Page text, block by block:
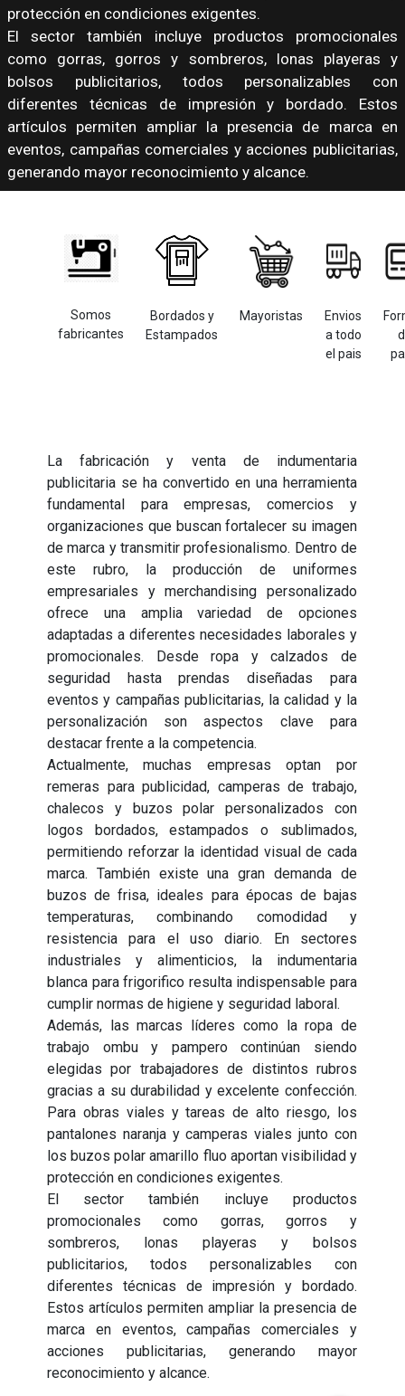
protección en condiciones exigentes.
El sector también incluye productos promocionales
como gorras, gorros y sombreros, lonas playeras y
bolsos publicitarios, todos personalizables con
diferentes técnicas de impresión y bordado. Estos
artículos permiten ampliar la presencia de marca en
eventos, campañas comerciales y acciones publicitarias,
generando mayor reconocimiento y alcance.
Somos
fabricantes
Bordados y
Estampados
Mayoristas
Envios
a todo
el pais
La fabricación y venta de indumentaria
publicitaria se ha convertido en una herramienta
fundamental para empresas, comercios y
organizaciones que buscan fortalecer su imagen
de marca y transmitir profesionalismo. Dentro de
este rubro, la producción de uniformes
empresariales y merchandising personalizado
ofrece una amplia variedad de opciones
adaptadas a diferentes necesidades laborales y
promocionales. Desde ropa y calzados de
seguridad hasta prendas diseñadas para
eventos y campañas publicitarias, la calidad y la
personalización son aspectos clave para
destacar frente a la competencia.
Actualmente, muchas empresas optan por
remeras para publicidad, camperas de trabajo,
chalecos y buzos polar personalizados con
logos bordados, estampados o sublimados,
permitiendo reforzar la identidad visual de cada
marca. También existe una gran demanda de
buzos de frisa, ideales para épocas de bajas
temperaturas, combinando comodidad y
resistencia para el uso diario. En sectores
industriales y alimenticios, la indumentaria
blanca para frigorifico resulta indispensable para
cumplir normas de higiene y seguridad laboral.
Además, las marcas líderes como la ropa de
trabajo ombu y pampero continúan siendo
elegidas por trabajadores de distintos rubros
gracias a su durabilidad y excelente confección.
Para obras viales y tareas de alto riesgo, los
pantalones naranja y camperas viales junto con
los buzos polar amarillo fluo aportan visibilidad y
protección en condiciones exigentes.
El sector también incluye productos
promocionales como gorras, gorros y
sombreros, lonas playeras y bolsos
publicitarios, todos personalizables con
diferentes técnicas de impresión y bordado.
Estos artículos permiten ampliar la presencia de
marca en eventos, campañas comerciales y
acciones publicitarias, generando mayor
reconocimiento y alcance.